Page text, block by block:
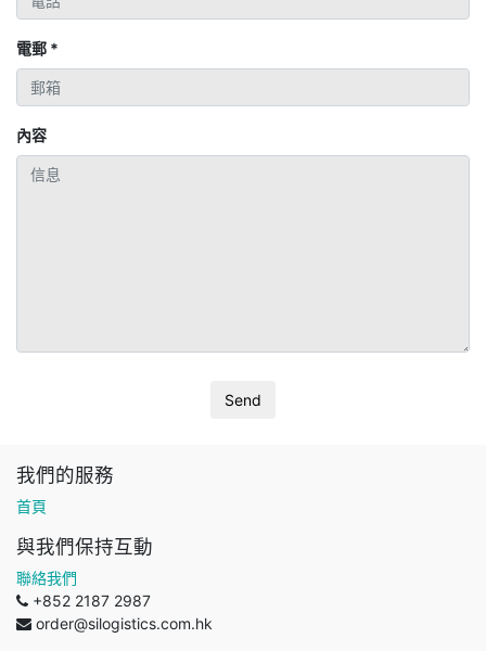
電郵 *
內容
我們的服務
首頁
與我們保持互動
聯絡我們
+852 2187 2987
order@silogistics.com.hk